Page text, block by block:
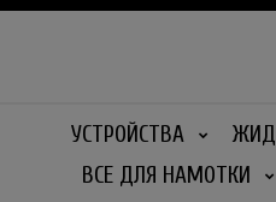
УСТРОЙСТВА
ВСЕ ДЛЯ НАМОТКИ